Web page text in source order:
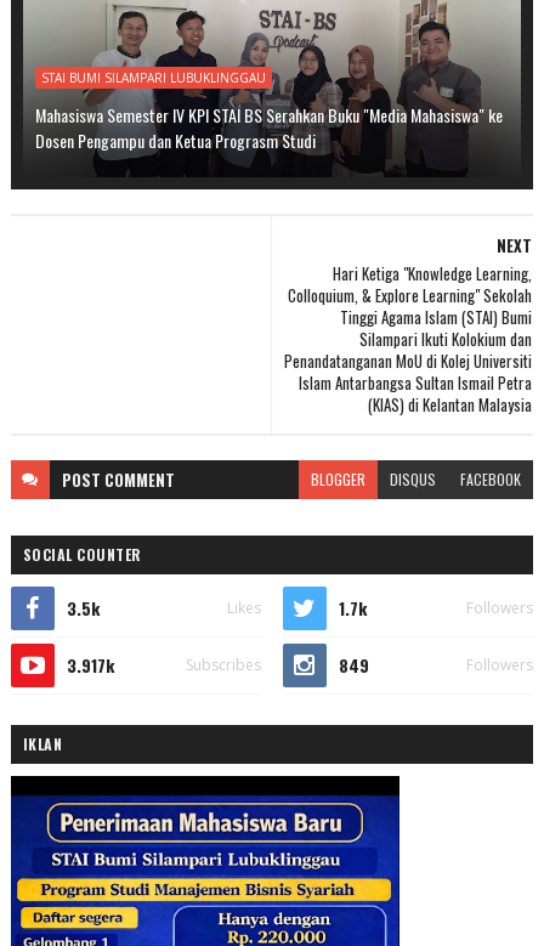
STAI BUMI SILAMPARI LUBUKLINGGAU
Mahasiswa Semester IV KPI STAI BS Serahkan Buku "Media Mahasiswa" ke
Dosen Pengampu dan Ketua Prograsm Studi
NEXT
Hari Ketiga "Knowledge Learning,
Colloquium, & Explore Learning" Sekolah
Tinggi Agama Islam (STAI) Bumi
Silampari Ikuti Kolokium dan
Penandatanganan MoU di Kolej Universiti
Islam Antarbangsa Sultan Ismail Petra
(KIAS) di Kelantan Malaysia
POST COMMENT BLOGGER DISQUS FACEBOOK
SOCIAL COUNTER
3.5k Likes 1.7k Followers
3.917k Subscribes 849 Followers
IKLAN